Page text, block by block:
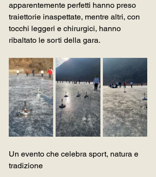
apparentemente perfetti hanno preso
traiettorie inaspettate, mentre altri, con
tocchi leggeri e chirurgici, hanno
ribaltato le sorti della gara.
Un evento che celebra sport, natura e
tradizione